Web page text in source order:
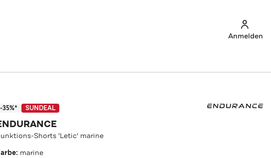
Anmelden
-35%* SUNDEAL
Shorts 'Letic' marine
marine